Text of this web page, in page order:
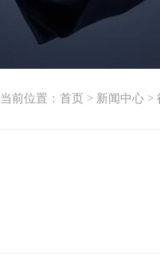
当前位置： 首页 > 新闻中心 >